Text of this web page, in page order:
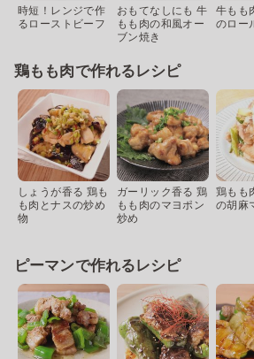
時短！レンジで作
るローストビーフ
おもてなしにも 牛
もも肉の和風オー
ブン焼き
牛もも
のロー
鶏もも肉で作れるレシピ
しょうが香る 鶏も
も肉とナスの炒め
物
ガーリック香る 鶏
もも肉のマヨポン
炒め
鶏もも
の胡麻
ピーマンで作れるレシピ